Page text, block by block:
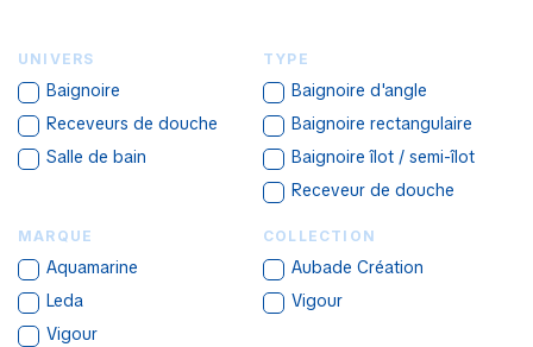
UNIVERS
Baignoire
Receveurs de douche
Salle de bain
TYPE
Baignoire d'angle
Baignoire rectangulaire
Baignoire îlot / semi-îlot
Receveur de douche
MARQUE
Aquamarine
Leda
Vigour
COLLECTION
Aubade Création
Vigour